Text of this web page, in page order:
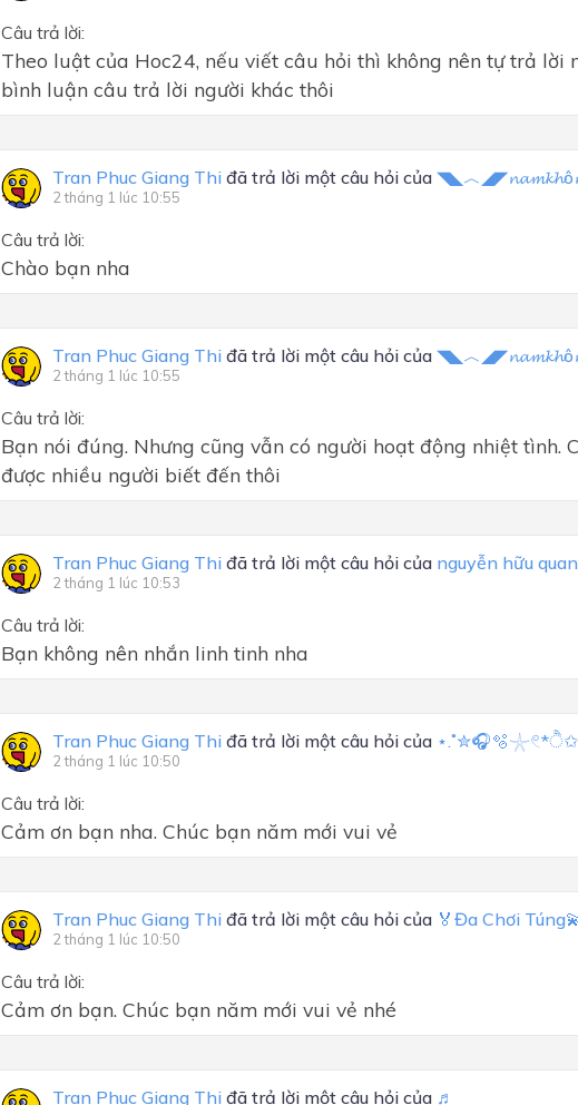
Câu trả lời:
Theo luật của Hoc24, nếu viết câu hỏi thì không nên tự trả lời
bình luận câu trả lời người khác thôi
Tran Phuc Giang Thi đã trả lời một câu hỏi của
2 tháng 1 lúc 10:55
Câu trả lời:
Chào bạn nha
Tran Phuc Giang Thi đã trả lời một câu hỏi của
2 tháng 1 lúc 10:55
Câu trả lời:
Bạn nói đúng. Nhưng cũng vẫn có người hoạt động nhiệt tình.
được nhiều người biết đến thôi
Tran Phuc Giang Thi đã trả lời một câu hỏi của nguyễn hữu
2 tháng 1 lúc 10:53
Câu trả lời:
Bạn không nên nhắn linh tinh nha
Tran Phuc Giang Thi đã trả lời một câu hỏi của
2 tháng 1 lúc 10:50
Câu trả lời:
Cảm ơn bạn nha. Chúc bạn năm mới vui vẻ
Tran Phuc Giang Thi đã trả lời một câu hỏi của 🏅Đa Chơi
2 tháng 1 lúc 10:50
Câu trả lời:
Cảm ơn bạn. Chúc bạn năm mới vui vẻ nhé
Tran Phuc Giang Thi đã trả lời một câu hỏi của ♬